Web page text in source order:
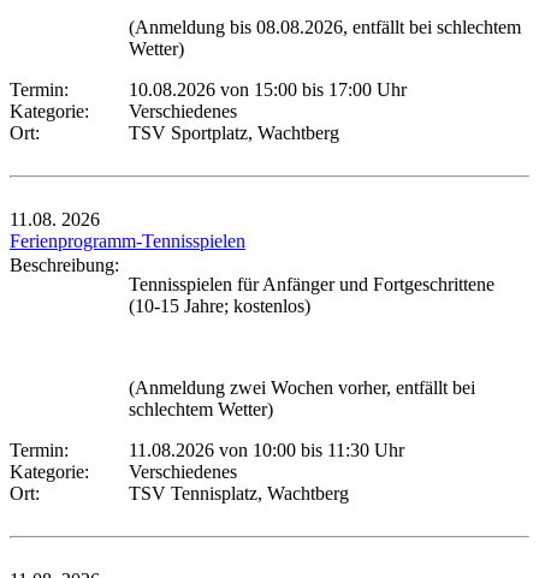
(Anmeldung bis 08.08.2026, entfällt bei schlechtem
Wetter)
Termin:
10.08.2026 von 15:00 bis 17:00 Uhr
Kategorie:
Verschiedenes
Ort:
TSV Sportplatz, Wachtberg
11.08. 2026
Ferienprogramm-Tennisspielen
Beschreibung:
Tennisspielen für Anfänger und Fortgeschrittene
(10-15 Jahre; kostenlos)
(Anmeldung zwei Wochen vorher, entfällt bei
schlechtem Wetter)
Termin:
11.08.2026 von 10:00 bis 11:30 Uhr
Kategorie:
Verschiedenes
Ort:
TSV Tennisplatz, Wachtberg